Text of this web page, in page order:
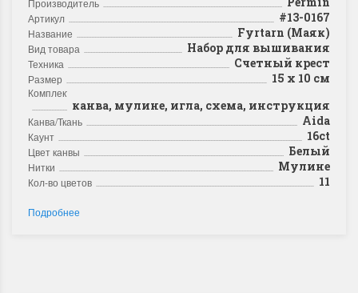
Производитель
Артикул #13-0167
Название Fyrtarn (Маяк)
Вид товара Набор для вышивания
Техника Счетный крест
Размер 15 х 10 см
Комплектация
канва, мулине, игла, схема, инструкция
Канва/Ткань Aida
Каунт 16ct
Цвет канвы Белый
Нитки Мулине
Кол-во цветов 11
Подробнее